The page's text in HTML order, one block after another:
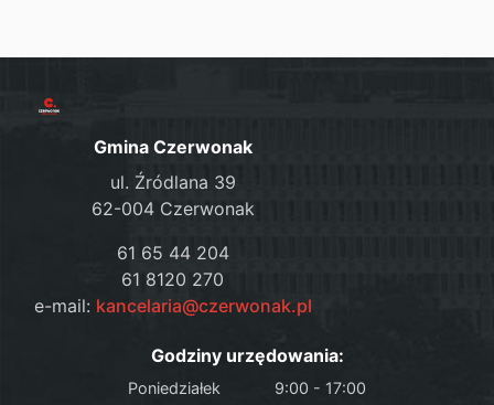
Gmina Czerwonak
ul. Źródlana 39
62-004 Czerwonak
61 65 44 204
61 8120 270
e-mail: kancelaria@czerwonak.pl
Godziny urzędowania:
Poniedziałek
9:00 - 17:00